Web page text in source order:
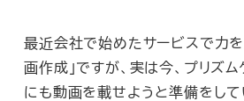
最近会社で始めたサービスで力
画作成」ですが、実は今、プリズ
にも動画を載せようと準備をして